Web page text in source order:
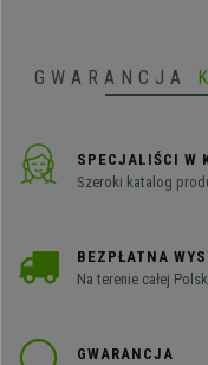
GWARANCJA
SPECJALIŚCI W
Szeroki katalog
BEZPŁATNA
Na terenie całej
GWARANCJA